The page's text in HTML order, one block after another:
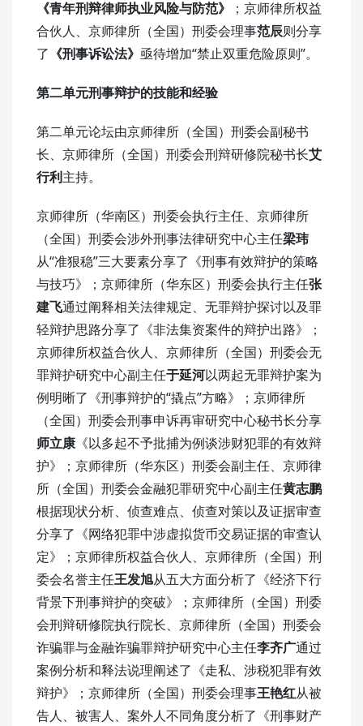
《青年刑辩律师执业风险与防范》
；京师律所权益
合伙人、京师律所（全国）刑委会理事范辰则分享
了 《刑事诉讼法》 亟待增加“禁止双重危险原则”。
第二单元刑事辩护的技能和经验
第二单元论坛由京师律所（全国）刑委会副秘书
长、京师律所（全国）刑委会刑辩研修院秘书长艾
行利主持。
京师律所（华南区）刑委会执行主任、京师律所
（全国）刑委会涉外刑事法律研究中心主任梁玮
从“准狠稳”三大要素分享了《刑事有效辩护的策略
与技巧》；京师律所（华东区）刑委会执行主任张
建飞通过阐释相关法律规定、无罪辩护探讨以及罪
轻辩护思路分享了《非法集资案件的辩护出路》；
京师律所权益合伙人、京师律所（全国）刑委会无
罪辩护研究中心副主任于延河以两起无罪辩护案为
例明晰了《刑事辩护的“撬点”方略》；京师律所
（全国）刑委会刑事申诉再审研究中心秘书长分享
师立康 《以多起不予批捕为例谈涉财犯罪的有效辩
护》； 京师律所（华东区）刑委会副主任、京师律
所（全国）刑委会金融犯罪研究中心副主任黄志鹏
根据现状分析、侦查难点、侦查对策以及证据审查
分享了《网络犯罪中涉虚拟货币交易证据的审查认
定》；京师律所权益合伙人、京师律所（全国）刑
委会名誉主任王发旭从五大方面分析了《经济下行
背景下刑事辩护的突破》；京师律所（全国）刑委
会刑辩研修院执行院长、京师律所（全国）刑委会
诈骗罪与金融诈骗罪辩护研究中心主任李齐广通过
案例分析和释法说理阐述了《走私、涉税犯罪有效
辩护》；京师律所（全国）刑委会理事王艳红从被
告人、被害人、案外人不同角度分析了《刑事财产